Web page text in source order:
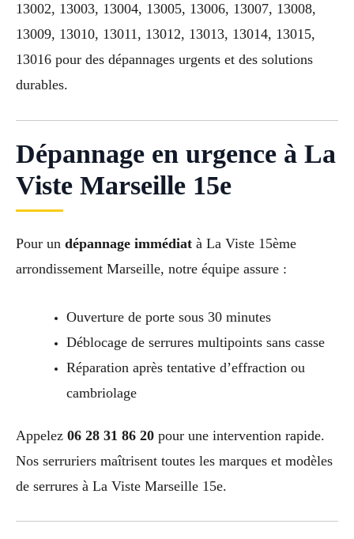
13002, 13003, 13004, 13005, 13006, 13007, 13008,
13009, 13010, 13011, 13012, 13013, 13014, 13015,
13016 pour des dépannages urgents et des solutions
durables.
Dépannage en urgence à La
Viste Marseille 15e
Pour un dépannage immédiat à La Viste 15ème
arrondissement Marseille, notre équipe assure :
Ouverture de porte sous 30 minutes
Déblocage de serrures multipoints sans casse
Réparation après tentative d’effraction ou
cambriolage
Appelez 06 28 31 86 20 pour une intervention rapide.
Nos serruriers maîtrisent toutes les marques et modèles
de serrures à La Viste Marseille 15e.